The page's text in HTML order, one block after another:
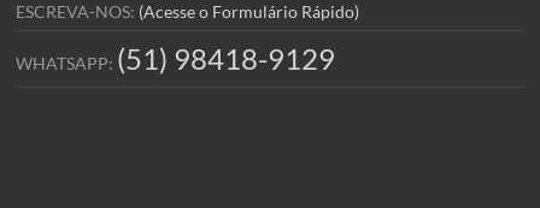
ESCREVA-NOS: (Acesse o Formulário Rápido)
WHATSAPP: (51) 98418-9129